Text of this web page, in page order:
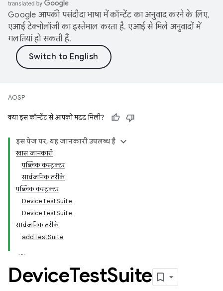
Google आपकी पसंदीदा भाषा में कॉन्टेंट का अनुवाद करने के लिए,
एआई टेक्नोलॉजी का इस्तेमाल करता है. एआई से मिले अनुवादों में
गलतियां हो सकती हैं.
AOSP
क्या इस कॉन्टेंट से आपको मदद मिली?
इस पेज पर, यह जानकारी उपलब्ध है
खास जानकारी
पब्लिक कंस्ट्रक्टर
सार्वजनिक तरीके
पब्लिक कंस्ट्रक्टर
DeviceTestSuite
DeviceTestSuite
सार्वजनिक तरीके
addTestSuite
DeviceTestSuite